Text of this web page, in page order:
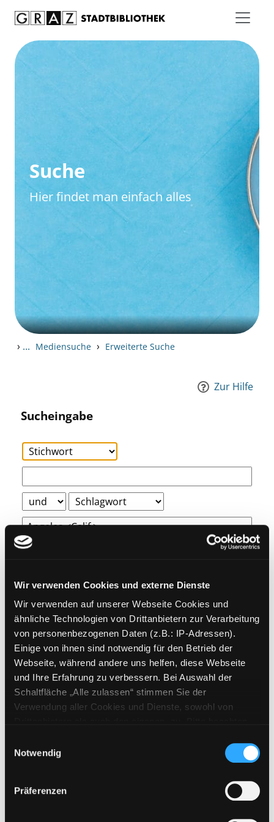
Wir verwenden Cookies und externe Dienste
Wir verwenden auf unserer Webseite Cookies und
ähnliche Technologien von Drittanbietern zur Verarbeitung
von personenbezogenen Daten (z.B.: IP-Adressen).
Einige von ihnen sind notwendig für den Betrieb der
Webseite, während andere uns helfen, diese Webseite
und Ihre Erfahrung zu verbessern. Bei Auswahl der
Schaltfläche „Alle zulassen“ stimmen Sie der
Verwendung aller Cookies und Dienste, sowohl von
Cookies von Drittanbietern, eine Verarbeitung in
unsicheren Drittländern (Länder außerhalb des EWR
ohne adäquates Datenschutzniveau) stattfinden kann. In
diesem Zusammenhang können aktuell Risiken für
Notwendig
Präferenzen
Suche
Hier findet man einfach alles
› ... Mediensuche › Erweiterte Suche
Zur Hilfe
Sucheingabe
Weitere Suchkriterien
Erwerbungen der letzten Tage
Jahr von
Medien anzeigen, die nach dem Jahr veröffentlicht
Jahr bis
Medien anzeigen, die vor dem
E-Medien
Mediengruppe